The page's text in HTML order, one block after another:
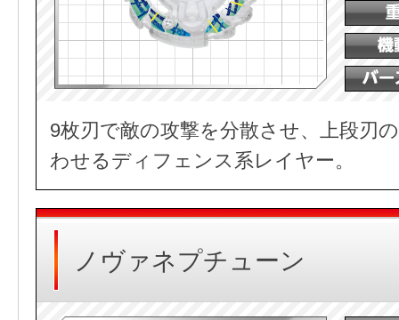
9枚刃で敵の攻撃を分散させ、上段刃
わせるディフェンス系レイヤー。
ノヴァネプチューン